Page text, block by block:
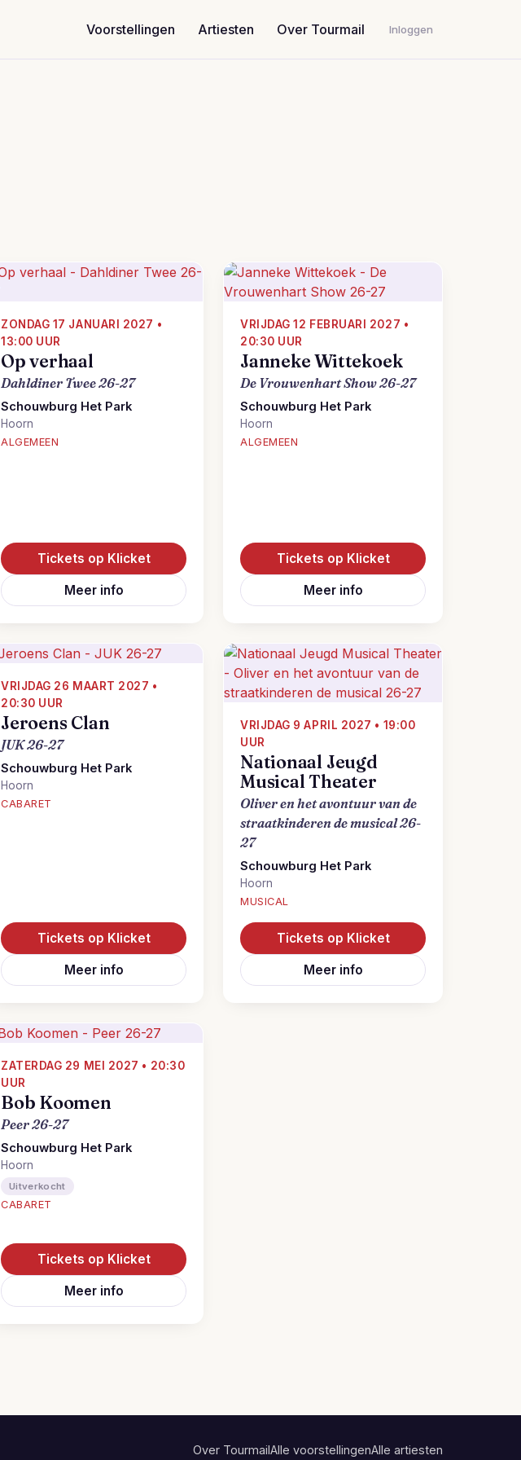
Voorstellingen
Artiesten Over Tourmail Inloggen
ZONDAG 17 JANUARI 2027 •
13:00 UUR
Op verhaal
Dahldiner Twee 26-27
Schouwburg Het Park
Hoorn
ALGEMEEN
Tickets op Klicket
Meer info
VRIJDAG 12 FEBRUARI 2027 •
20:30 UUR
Janneke Wittekoek
De Vrouwenhart Show 26-27
Schouwburg Het Park
Hoorn
ALGEMEEN
Tickets op Klicket
Meer info
VRIJDAG 26 MAART 2027 •
20:30 UUR
Jeroens Clan
JUK 26-27
Schouwburg Het Park
Hoorn
CABARET
Tickets op Klicket
Meer info
VRIJDAG 9 APRIL 2027 • 19:00
UUR
Nationaal Jeugd
Musical Theater
Oliver en het avontuur van de
straatkinderen de musical 26-
27
Schouwburg Het Park
Hoorn
MUSICAL
Tickets op Klicket
Meer info
ZATERDAG 29 MEI 2027 • 20:30
UUR
Bob Koomen
Peer 26-27
Schouwburg Het Park
Hoorn
Uitverkocht
CABARET
Tickets op Klicket
Meer info
Over TourmailAlle voorstellingenAlle artiesten